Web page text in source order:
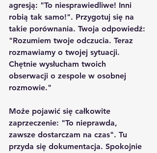
agresją: "To niesprawiedliwe! Inni
robią tak samo!". Przygotuj się na
takie porównania. Twoja odpowiedź:
"Rozumiem twoje odczucia. Teraz
rozmawiamy o twojej sytuacji.
Chętnie wysłucham twoich
obserwacji o zespole w osobnej
rozmowie."
Może pojawić się całkowite
zaprzeczenie: "To nieprawda,
zawsze dostarczam na czas". Tu
przyda się dokumentacja. Spokojnie